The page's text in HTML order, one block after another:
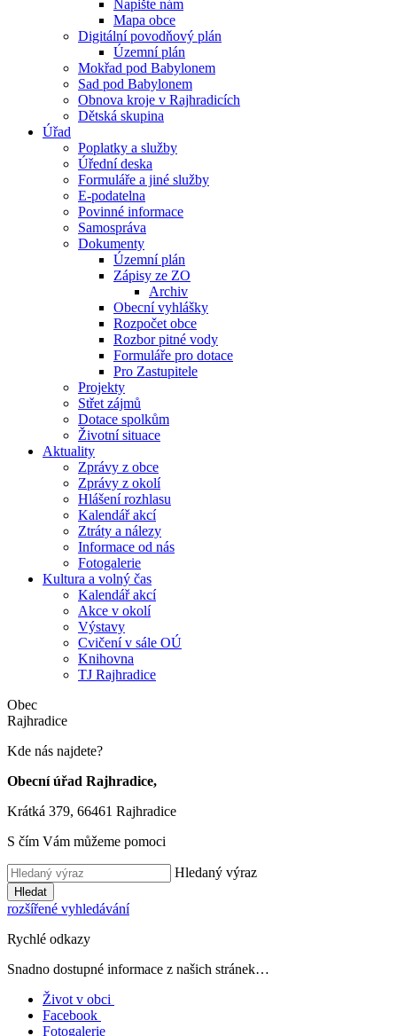
Napište nám
Mapa obce
Digitální povodňový plán
Územní plán
Mokřad pod Babylonem
Sad pod Babylonem
Obnova kroje v Rajhradicích
Dětská skupina
Úřad
Poplatky a služby
Úřední deska
Formuláře a jiné služby
E-podatelna
Povinné informace
Samospráva
Dokumenty
Územní plán
Zápisy ze ZO
Archiv
Obecní vyhlášky
Rozpočet obce
Rozbor pitné vody
Formuláře pro dotace
Pro Zastupitele
Projekty
Střet zájmů
Dotace spolkům
Životní situace
Aktuality
Zprávy z obce
Zprávy z okolí
Hlášení rozhlasu
Kalendář akcí
Ztráty a nálezy
Informace od nás
Fotogalerie
Kultura a volný čas
Kalendář akcí
Akce v okolí
Výstavy
Cvičení v sále OÚ
Knihovna
TJ Rajhradice
Obec
Rajhradice
Kde nás najdete?
Obecní úřad Rajhradice,
Krátká 379, 66461 Rajhradice
S čím Vám můžeme pomoci
Hledaný výraz
Hledat
rozšířené vyhledávání
Rychlé odkazy
Snadno dostupné informace z našich stránek…
Život v obci
Facebook
Fotogalerie